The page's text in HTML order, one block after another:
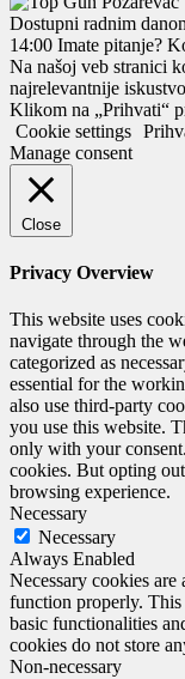
Dostupni radnim
14:00 Imate pitanje?
Na našoj veb stranici
najrelevantnije
Klikom na „Prihvati“
Cookie settings
Manage consent
Close
Privacy Overview
This website uses
navigate through the
categorized as
essential for the
also use third-party
you use this website.
only with your
cookies. But opting
browsing experience.
Necessary
Necessary
Always Enabled
Necessary cookies
function properly. This
basic functionalities
cookies do not store
Non-necessary